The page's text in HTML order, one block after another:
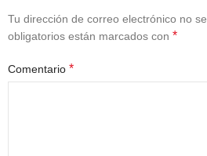
Tu dirección de correo electrónico no
obligatorios están marcados con *
Comentario *